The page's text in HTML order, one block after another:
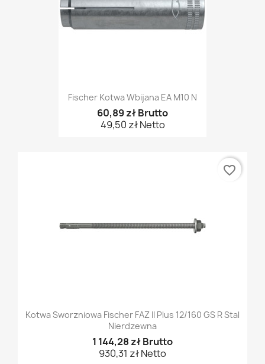
Fischer Kotwa Wbijana EA M10 N
60,89 zł Brutto
49,50 zł Netto
Kotwa Sworzniowa Fischer FAZ II Plus 12/160 GS R Stal
Nierdzewna
1 144,28 zł Brutto
930,31 zł Netto
favorite_border